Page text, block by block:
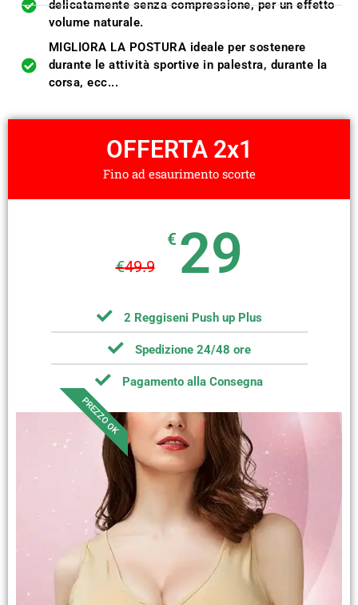
delicatamente senza compressione, per un effetto
volume naturale.
MIGLIORA LA POSTURA ideale per sostenere
durante le attività sportive in palestra, durante la
corsa, ecc...
OFFERTA 2x1
Fino ad esaurimento scorte
€49.9
€ 29
2 Reggiseni Push up Plus
Spedizione 24/48 ore
Pagamento alla Consegna
PREZZO OK